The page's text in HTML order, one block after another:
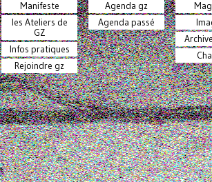
Manifeste
les Ateliers de
GZ
Infos pratiques
Rejoindre gz
Agenda gz
Agenda passé